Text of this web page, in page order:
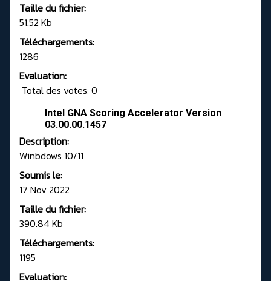
Taille du fichier:
51.52 Kb
Téléchargements:
1286
Evaluation:
Total des votes: 0
Intel GNA Scoring Accelerator Version
03.00.00.1457
Description:
Winbdows 10/11
Soumis le:
17 Nov 2022
Taille du fichier:
390.84 Kb
Téléchargements:
1195
Evaluation: